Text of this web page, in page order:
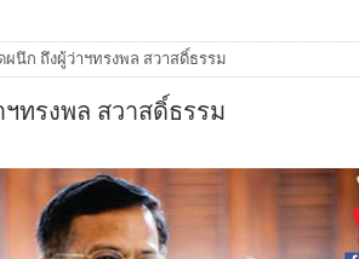
ผนึก ถึงผู้ว่าฯทรงพล สวาสดิ์ธรรม
ทรงพล สวาสดิ์ธรรม